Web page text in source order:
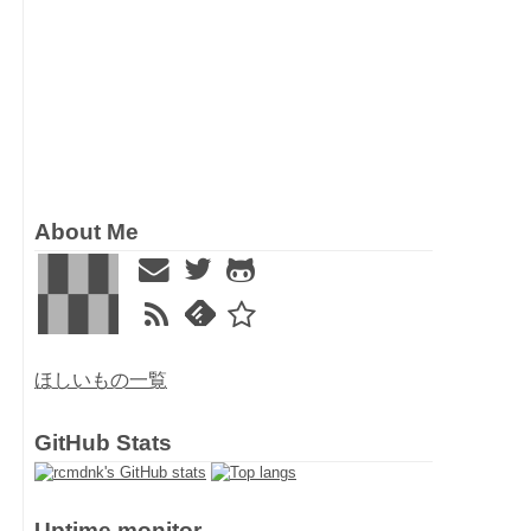
About Me
ほしいもの一覧
GitHub Stats